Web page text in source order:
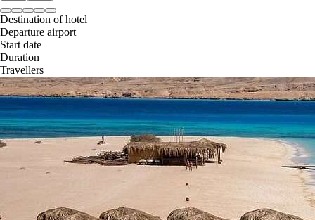
Destination of hotel
Departure airport
Start date
Duration
Travellers